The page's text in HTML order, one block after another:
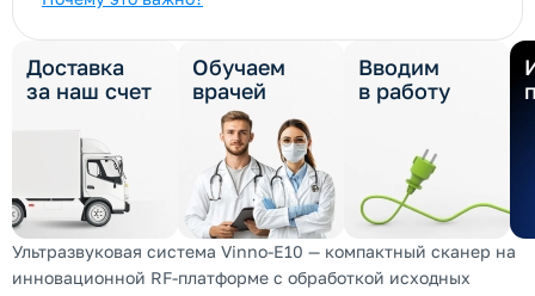
Доставка
за наш счет
Обучаем
врачей
Вводим
в работу
Ультразвуковая система Vinno-E10 — компактный сканер на
инновационной RF-платформе с обработкой исходных